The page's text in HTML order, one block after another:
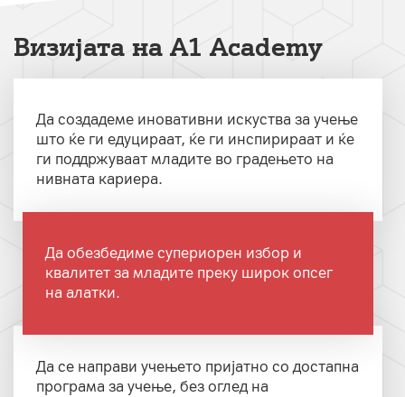
Визијата на А1 Аcademy
Да создадеме иновативни искуства за учење
што ќе ги едуцираат, ќе ги инспирираат и ќе
ги поддржуваат младите во градењето на
нивната кариера.
Да обезбедиме супериорен избор и
квалитет за младите преку широк опсег
на алатки.
Да се направи учењето пријатно со достапна
програма за учење, без оглед на